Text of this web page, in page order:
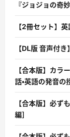
『ジョジョの奇
【2冊セット】
【DL版 音声付
【合本版】カラ
話・英語の発音
【合本版】必ず
編］